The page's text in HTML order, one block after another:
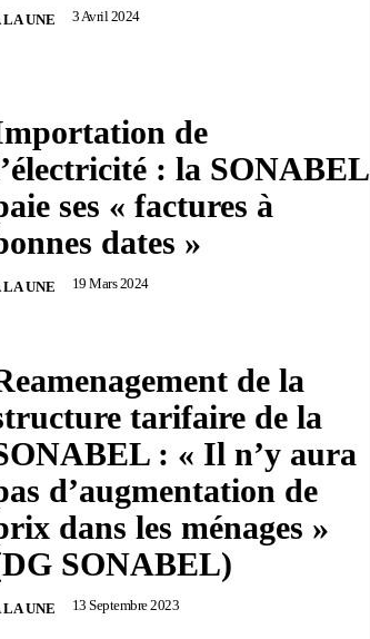
LA UNE 3 Avril 2024
de
: la SONABEL
ses « factures à
dates »
LA UNE 19 Mars 2024
de la
tarifaire de la
: « Il n’y aura
d’augmentation de
dans les ménages »
SONABEL)
LA UNE 13 Septembre 2023